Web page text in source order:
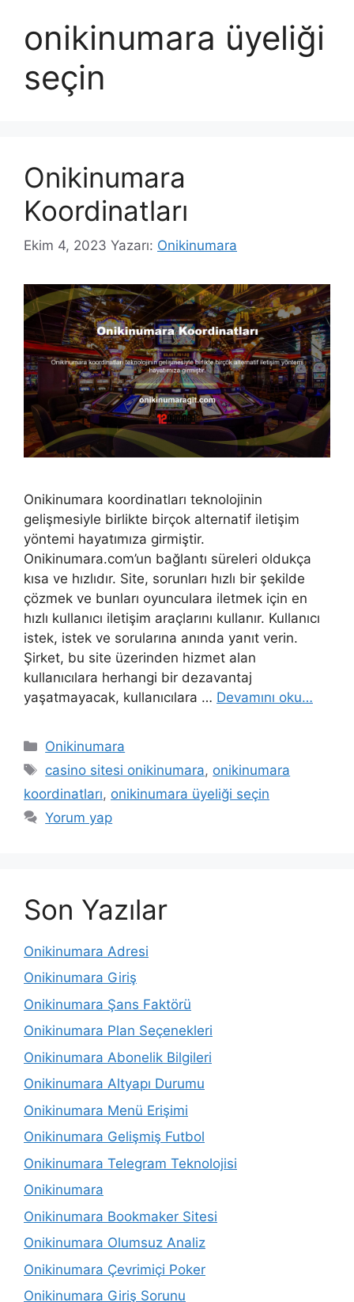
onikinumara üyeliği
seçin
Onikinumara
Koordinatları
Ekim 4, 2023 Yazarı: Onikinumara
Onikinumara koordinatları teknolojinin
gelişmesiyle birlikte birçok alternatif iletişim
yöntemi hayatımıza girmiştir.
Onikinumara.com’un bağlantı süreleri oldukça
kısa ve hızlıdır. Site, sorunları hızlı bir şekilde
çözmek ve bunları oyunculara iletmek için en
hızlı kullanıcı iletişim araçlarını kullanır. Kullanıcı
istek, istek ve sorularına anında yanıt verin.
Şirket, bu site üzerinden hizmet alan
kullanıcılara herhangi bir dezavantaj
yaşatmayacak, kullanıcılara … Devamını oku…
Kategoriler
Onikinumara
Etiketler
casino sitesi onikinumara, onikinumara
koordinatları, onikinumara üyeliği seçin
Yorum yap
Son Yazılar
Onikinumara Adresi
Onikinumara Giriş
Onikinumara Şans Faktörü
Onikinumara Plan Seçenekleri
Onikinumara Abonelik Bilgileri
Onikinumara Altyapı Durumu
Onikinumara Menü Erişimi
Onikinumara Gelişmiş Futbol
Onikinumara Telegram Teknolojisi
Onikinumara
Onikinumara Bookmaker Sitesi
Onikinumara Olumsuz Analiz
Onikinumara Çevrimiçi Poker
Onikinumara Giriş Sorunu